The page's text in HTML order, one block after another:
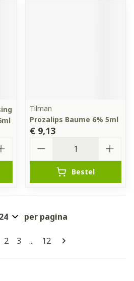
Tilman
Prozalips Baume 6% 5ml
€ 9,13
Bestel
Pagina's
momenteel pagina
Pagina
2 Pagina
3 ... Pagina
12
per pagina